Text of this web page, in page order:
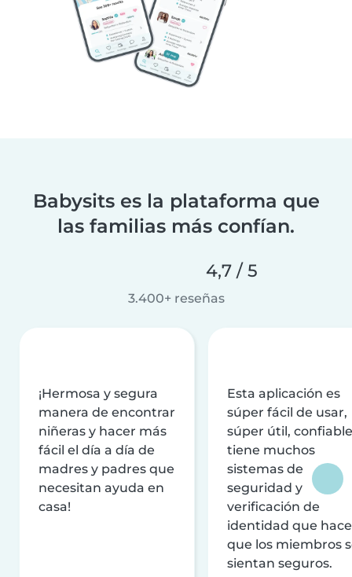
Babysits es la plataforma que
las familias más confían.
4,7 / 5
3.400+ reseñas
¡Hermosa y segura
manera de encontrar
niñeras y hacer más
fácil el día a día de
madres y padres que
necesitan ayuda en
casa!
Esta aplicación es
súper fácil de usar,
súper útil,
tiene muchos
sistemas de
seguridad y
verificación de
identidad que
que los miembros
sientan seguros.